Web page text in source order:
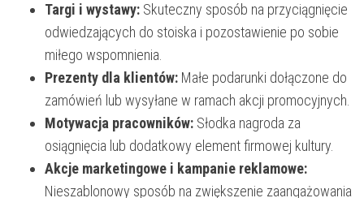
Targi i wystawy: Skuteczny sposób na przyciągnięcie
odwiedzających do stoiska i pozostawienie po sobie
miłego wspomnienia.
Prezenty dla klientów: Małe podarunki dołączone do
zamówień lub wysyłane w ramach akcji promocyjnych.
Motywacja pracowników: Słodka nagroda za
osiągnięcia lub dodatkowy element firmowej kultury.
Akcje marketingowe i kampanie reklamowe:
Nieszablonowy sposób na zwiększenie zaangażowania